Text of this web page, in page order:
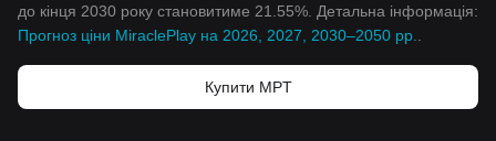
до кінця 2030 року становитиме 21.55%. Детальна інформація:
Прогноз ціни MiraclePlay на 2026, 2027, 2030–2050 рр.
Купити MPT